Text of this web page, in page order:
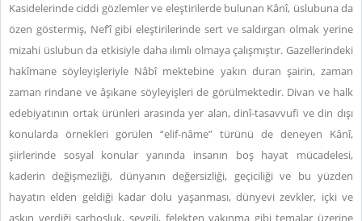
Kasidelerinde ciddi gözlemler ve eleştirilerde bulunan Kânî, üslubuna da
özen göstermiş, Nef’î gibi eleştirilerinde sert ve saldırgan olmak yerine
mizahi üslubun da etkisiyle daha ılımlı olmaya çalışmıştır. Gazellerindeki
hakîmane söyleyişleriyle Nâbî mektebine yakın duran şairin, zaman
zaman rindane ve âşıkane söyleyişleri de görülmektedir. Divan ve halk
edebiyatının ortak ürünleri arasında yer alan, dinî-tasavvufi ve din dışı
konularda örnekleri görülen “elif-nâme” türünü de deneyen Kânî,
şiirlerinde sosyal konular yanında insanın boş hayat mücadelesi,
kaderin değişmezliği, dünyanın değersizliği, geçiciliği ve bu yüzden
hayatın elden geldiği kadar dolu yaşanması, dünyevi zevkler, içki ve
aşkın verdiği sarhoşluk, sevgili, felekten yakınma gibi temalar üzerine